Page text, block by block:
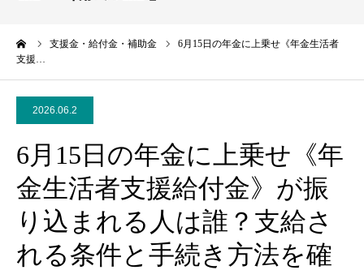
支援金・給付金・補助金
6月15日の年金に上乗せ《年金生活者
支援…
2026.06.2
6月15日の年金に上乗せ《年
金生活者支援給付金》が振
り込まれる人は誰？支給さ
れる条件と手続き方法を確